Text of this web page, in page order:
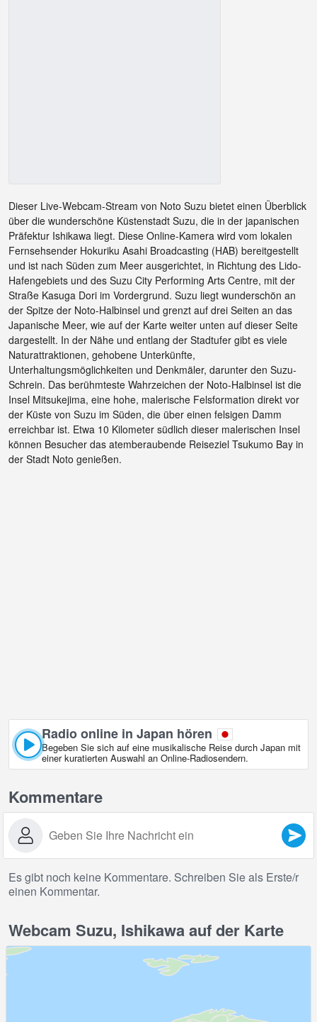
Dieser Live-Webcam-Stream von Noto Suzu bietet einen Überblick
über die wunderschöne Küstenstadt Suzu, die in der japanischen
Präfektur Ishikawa liegt. Diese Online-Kamera wird vom lokalen
Fernsehsender Hokuriku Asahi Broadcasting (HAB) bereitgestellt
und ist nach Süden zum Meer ausgerichtet, in Richtung des Lido-
Hafengebiets und des Suzu City Performing Arts Centre, mit der
Straße Kasuga Dori im Vordergrund. Suzu liegt wunderschön an
der Spitze der Noto-Halbinsel und grenzt auf drei Seiten an das
Japanische Meer, wie auf der Karte weiter unten auf dieser Seite
dargestellt. In der Nähe und entlang der Stadtufer gibt es viele
Naturattraktionen, gehobene Unterkünfte,
Unterhaltungsmöglichkeiten und Denkmäler, darunter den Suzu-
Schrein. Das berühmteste Wahrzeichen der Noto-Halbinsel ist die
Insel Mitsukejima, eine hohe, malerische Felsformation direkt vor
der Küste von Suzu im Süden, die über einen felsigen Damm
erreichbar ist. Etwa 10 Kilometer südlich dieser malerischen Insel
können Besucher das atemberaubende Reiseziel Tsukumo Bay in
der Stadt Noto genießen.
Radio online in Japan hören
Begeben Sie sich auf eine musikalische Reise durch Japan mit
einer kuratierten Auswahl an Online‑Radiosendern.
Kommentare
Es gibt noch keine Kommentare. Schreiben Sie als Erste/r
einen Kommentar.
Webcam Suzu, Ishikawa auf der Karte